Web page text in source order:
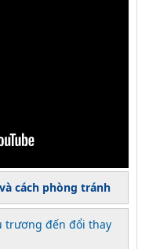
cách phòng tránh
trương đến đổi thay